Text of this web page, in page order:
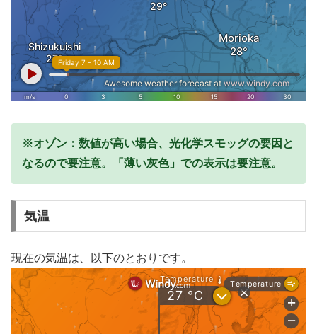
※オゾン：数値が高い場合、光化学スモッグの要因と
なるので要注意。
「薄い灰色」での表示は要注意。
気温
現在の気温は、以下のとおりです。